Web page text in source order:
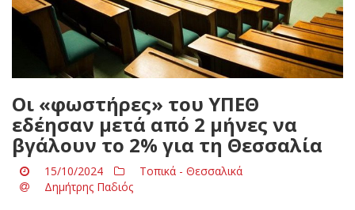
Οι «φωστήρες» του ΥΠΕΘ
εδέησαν μετά από 2 μήνες να
βγάλουν το 2% για τη Θεσσαλία
15/10/2024
Τοπικά - Θεσσαλικά
Δημήτρης Παδιός